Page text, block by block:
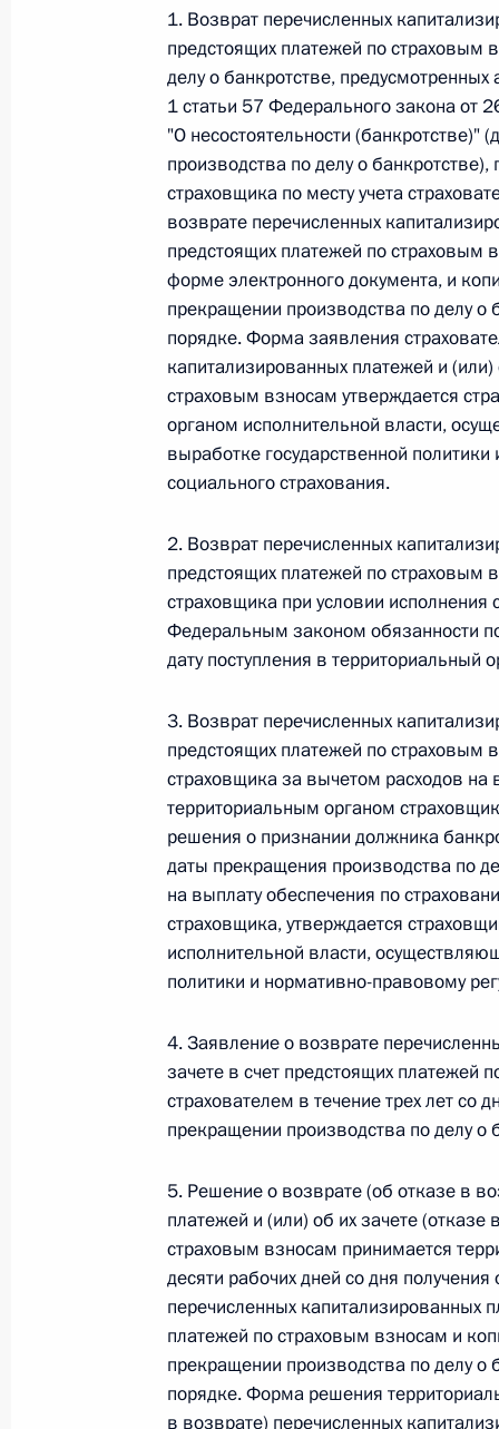
О внесении изменений в статью 13–2
и признании утратившим силу пункта 1
изменений в Федеральный закон „Об
26 июля 2026 года
Федеральный закон от
О внесении изменения в статью 10
26 июля 2026 года
Федеральный закон от
О ратификации Соглашения между
Министров Киргизской Республики о
по вопросам внутренних дел и миграции
26 июля 2026 года
Федеральный закон от
О внесении изменений в Кодекс
Федерального закона «Об обеспечении
Федеральный закон от
О внесении изменений в Кодекс
26 июля 2026 года
Федеральный закон от
26 июля 2026 года
О внесении изменений в статью 9.21
правонарушениях
26 июля 2026 года
Федеральный закон от
О ратификации Соглашения между
Республики Беларусь о сотрудничестве
1. Возврат перечисленных
предстоящих платежей по страховым
делу о банкротстве,
1 статьи 57 Федерального закона
"О несостоятельности (банкротстве)"
производства по делу о
страховщика по месту учета
возврате перечисленных
предстоящих платежей по страховым
форме электронного документа, и
прекращении производства по делу о
порядке. Форма заявления
капитализированных платежей и
страховым взносам утверждается
органом исполнительной власти,
выработке государственной
социального страхования.
2. Возврат перечисленных
предстоящих платежей по страховым
страховщика при условии
Федеральным законом обязанности
дату поступления в территориальный
3. Возврат перечисленных
предстоящих платежей по страховым
страховщика за вычетом расходов на
территориальным органом
решения о признании должника
даты прекращения производства по
на выплату обеспечения по
страховщика, утверждается
исполнительной власти,
политики и нормативно-правовому
4. Заявление о возврате
зачете в счет предстоящих
страхователем в течение трех лет со
прекращении производства по делу о
5. Решение о возврате (об отказе в
платежей и (или) об их зачете (отказе
страховым взносам принимается
десяти рабочих дней со дня
перечисленных капитализированных
платежей по страховым взносам и
прекращении производства по делу о
порядке. Форма решения
в возврате) перечисленных